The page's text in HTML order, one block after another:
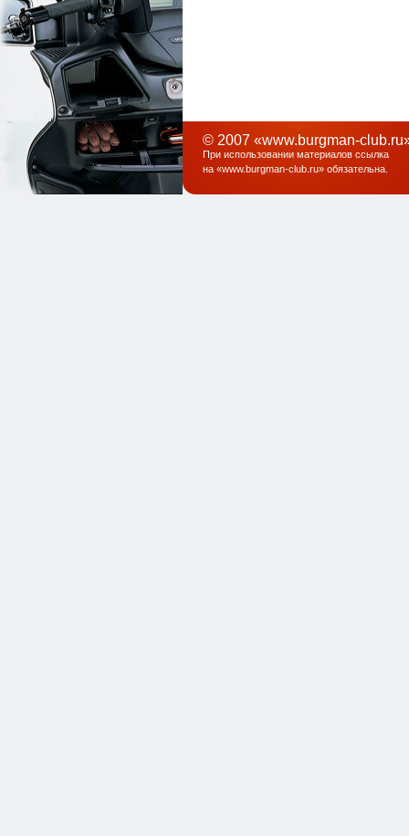
© 2007 «www.burgman-
При использовании материалов ссылка
на «www.burgman-club.ru» обязательна